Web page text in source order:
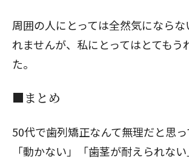
周囲の人にとっては全然気になら
れませんが、私にとってはとてもう
た。
■まとめ
50代で歯列矯正なんて無理だと思っ
「動かない」「歯茎が耐えられな